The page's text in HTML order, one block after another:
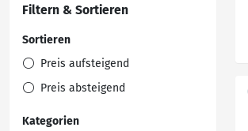
Filtern & Sortieren
Sortieren
Preis aufsteigend
Preis absteigend
Kategorien